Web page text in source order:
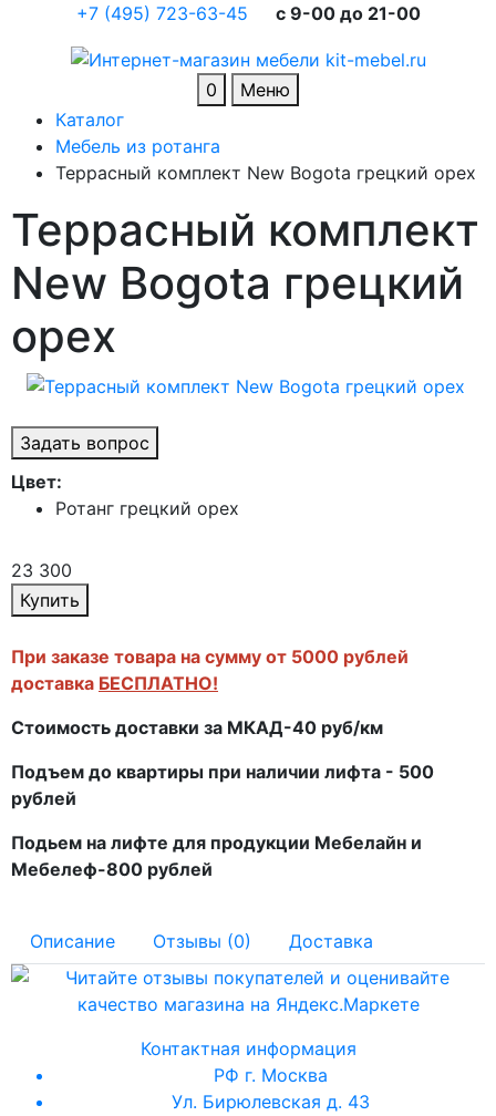
+7 (495) 723-63-45 c 9-00 до 21-00
0
Меню
Каталог
Мебель из ротанга
Террасный комплект New Bogota грецкий орех
Террасный комплект
New Bogota грецкий
орех
Задать вопрос
Цвет:
Ротанг грецкий орех
23 300
Купить
При заказе товара на сумму от 5000 рублей
доставка БЕСПЛАТНО!
Стоимость доставки за МКАД-40 руб/км
Подъем до квартиры при наличии лифта - 500
рублей
Подьем на лифте для продукции Мебелайн и
Мебелеф-800 рублей
Описание Отзывы (0) Доставка
Контактная информация
РФ г. Москва
Ул. Бирюлевская д. 43